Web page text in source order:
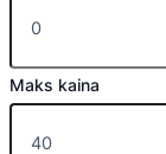
Maks kaina